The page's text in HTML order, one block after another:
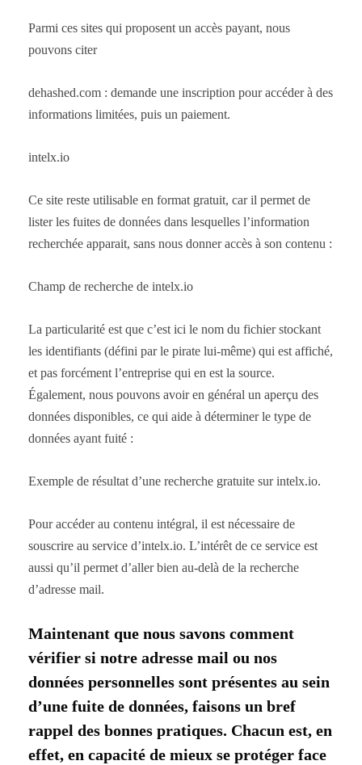
Parmi ces sites qui proposent un accès payant, nous
pouvons citer
dehashed.com : demande une inscription pour accéder à des
informations limitées, puis un paiement.
intelx.io
Ce site reste utilisable en format gratuit, car il permet de
lister les fuites de données dans lesquelles l’information
recherchée apparait, sans nous donner accès à son contenu :
Champ de recherche de intelx.io
La particularité est que c’est ici le nom du fichier stockant
les identifiants (défini par le pirate lui-même) qui est affiché,
et pas forcément l’entreprise qui en est la source.
Également, nous pouvons avoir en général un aperçu des
données disponibles, ce qui aide à déterminer le type de
données ayant fuité :
Exemple de résultat d’une recherche gratuite sur intelx.io.
Pour accéder au contenu intégral, il est nécessaire de
souscrire au service d’intelx.io. L’intérêt de ce service est
aussi qu’il permet d’aller bien au-delà de la recherche
d’adresse mail.
Maintenant que nous savons comment
vérifier si notre adresse mail ou nos
données personnelles sont présentes au sein
d’une fuite de données, faisons un bref
rappel des bonnes pratiques. Chacun est, en
effet, en capacité de mieux se protéger face